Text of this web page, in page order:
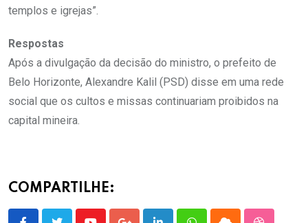
templos e igrejas”.
Respostas
Após a divulgação da decisão do ministro, o prefeito de
Belo Horizonte, Alexandre Kalil (PSD) disse em uma rede
social que os cultos e missas continuariam proibidos na
capital mineira.
COMPARTILHE: